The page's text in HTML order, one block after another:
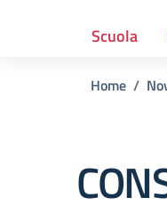
Scuola
Home